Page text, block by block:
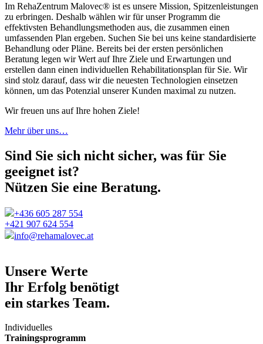
Im RehaZentrum Malovec® ist es unsere Mission, Spitzenleistungen
zu erbringen. Deshalb wählen wir für unser Programm die
effektivsten Behandlungsmethoden aus, die zusammen einen
umfassenden Plan ergeben. Suchen Sie bei uns keine standardisierte
Behandlung oder Pläne. Bereits bei der ersten persönlichen
Beratung legen wir Wert auf Ihre Ziele und Erwartungen und
erstellen dann einen individuellen Rehabilitationsplan für Sie. Wir
sind stolz darauf, dass wir die neuesten Technologien einsetzen
können, um das Potenzial unserer Kunden maximal zu nutzen.
Wir freuen uns auf Ihre hohen Ziele!
Mehr über uns…
Sind Sie sich nicht sicher, was für Sie
geeignet ist?
Nützen Sie eine Beratung.
+436 605 287 554
+421 907 624 554
info@rehamalovec.at
Unsere Werte
Ihr Erfolg benötigt
ein starkes Team.
Individuelles
Trainingsprogramm